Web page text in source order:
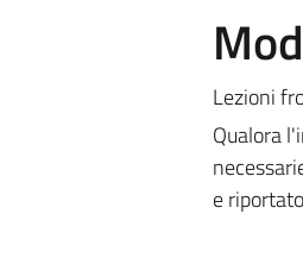
Lezioni
Qualora
e